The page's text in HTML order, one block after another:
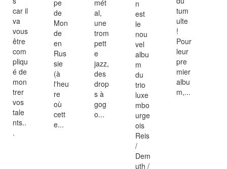
car il
va
vous
être
com
pliqu
é de
mon
trer
vos
tale
nts..
.
pe
de
Mon
de
en
Rus
sie
(à
l'heu
re
où
cett
e...
mét
al,
une
trom
pett
e
jazz,
des
drop
s à
gog
o...
n
est
le
nou
vel
albu
m
du
trio
luxe
mbo
urge
ois
Reis
/
Dem
uth /
tum
ulte
!
Pour
leur
pre
mier
albu
m,...